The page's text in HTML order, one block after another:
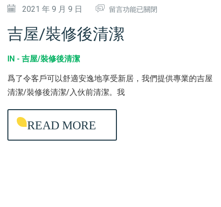
中
2021 年 9 月 9 日
在
吉
裝
修
後
潔
留言功能已關閉
吉屋/裝修後清潔
IN - 吉屋/裝修後清潔
爲了令客戶可以舒適安逸地享受新居，我們提供專業的吉屋
清潔/裝修後清潔/入伙前清潔。我
READ MORE